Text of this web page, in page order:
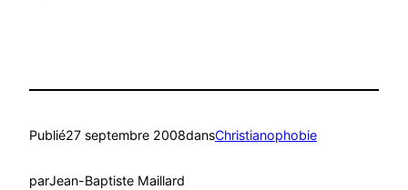
Publié27 septembre 2008dansChristianophobie
parJean-Baptiste Maillard